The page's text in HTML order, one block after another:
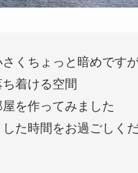
くちょっと暗めですが
着ける空間
を作ってみました
た時間をお過ごしく